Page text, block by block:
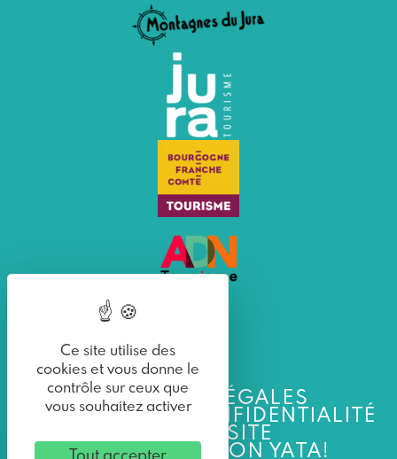
MENTIONS LÉGALES
POLITIQUE DE CONFIDENTIALITÉ
PLAN DU SITE
UNE RÉALISATION YATA!
Ce site utilise des
cookies et vous donne le
contrôle sur ceux que
vous souhaitez activer